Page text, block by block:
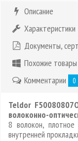
Описание
Характеристики
Документы,
Похожие товары
Комментарии
0
Teldor
волоконно-
8 волокон,
внутренней